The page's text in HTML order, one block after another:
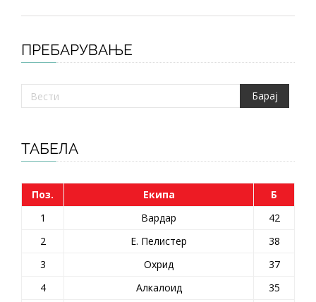
ПРЕБАРУВАЊЕ
ТАБЕЛА
Поз. Екипа
Б
1
Вардар
42
2
Е. Пелистер
38
3
Охрид
37
4
Алкалоид
35